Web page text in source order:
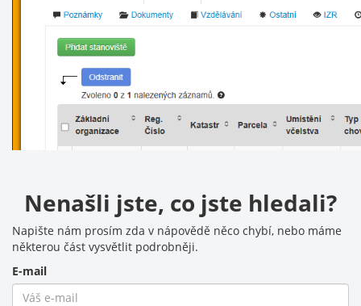
Nenašli jste, co jste hledali?
Napište nám prosím zda v nápovědě něco chybí, nebo máme
některou část vysvětlit podrobněji.
E-mail